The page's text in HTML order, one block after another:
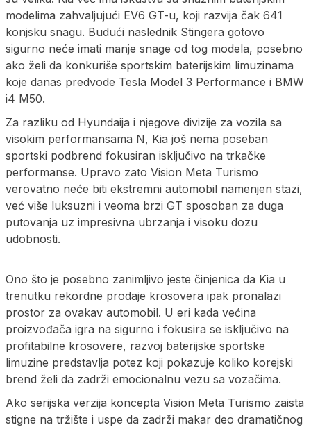
modelima zahvaljujući EV6 GT-u, koji razvija čak 641
konjsku snagu. Budući naslednik Stingera gotovo
sigurno neće imati manje snage od tog modela, posebno
ako želi da konkuriše sportskim baterijskim limuzinama
koje danas predvode Tesla Model 3 Performance i BMW
i4 M50.
Za razliku od Hyundaija i njegove divizije za vozila sa
visokim performansama N, Kia još nema poseban
sportski podbrend fokusiran isključivo na trkačke
performanse. Upravo zato Vision Meta Turismo
verovatno neće biti ekstremni automobil namenjen stazi,
već više luksuzni i veoma brzi GT sposoban za duga
putovanja uz impresivna ubrzanja i visoku dozu
udobnosti.
Ono što je posebno zanimljivo jeste činjenica da Kia u
trenutku rekordne prodaje krosovera ipak pronalazi
prostor za ovakav automobil. U eri kada većina
proizvođača igra na sigurno i fokusira se isključivo na
profitabilne krosovere, razvoj baterijske sportske
limuzine predstavlja potez koji pokazuje koliko korejski
brend želi da zadrži emocionalnu vezu sa vozačima.
Ako serijska verzija koncepta Vision Meta Turismo zaista
stigne na tržište i uspe da zadrži makar deo dramatičnog